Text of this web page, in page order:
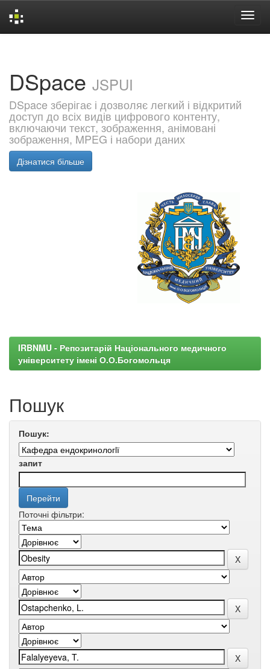
DSpace JSPUI
DSpace зберігає і дозволяє легкий і відкритий
доступ до всіх видів цифрового контенту,
включаючи текст, зображення, анімовані
зображення, MPEG і набори даних
Дізнатися більше
IRBNMU - Репозитарій Національного медичного
університету імені О.О.Богомольця
Пошук
Пошук:
запит
Поточні фільтри: